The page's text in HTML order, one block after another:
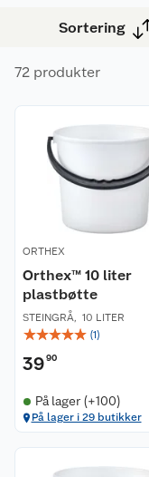
Sortering
72 produkter
ORTHEX
Orthex™ 10 liter
plastbøtte
STEINGRÅ, 10 LITER
☆☆☆☆☆ (1)
3990
På lager (+100)
På lager i 29 butikker